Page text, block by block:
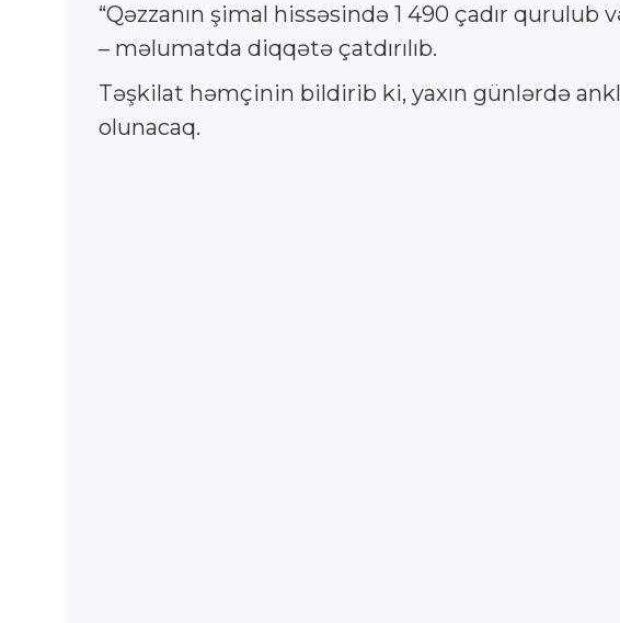
“Qəzzanın şimal hissəsində 1 490 çadır qurulub
– məlumatda diqqətə çatdırılıb.
Təşkilat həmçinin bildirib ki, yaxın günlərdə
olunacaq.